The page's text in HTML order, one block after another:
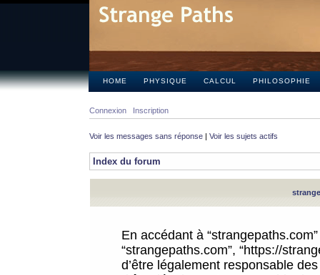
HOME PHYSIQUE CALCUL PHILOSOPHIE
Connexion Inscription
Voir les messages sans réponse | Voir les sujets actifs
Index du forum
En accédant à
“strangepaths.com”, “https://
d’être légalement responsable